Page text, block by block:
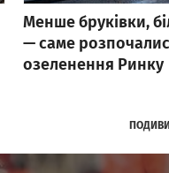
Менше бруківки,
— саме
озеленення Ринку